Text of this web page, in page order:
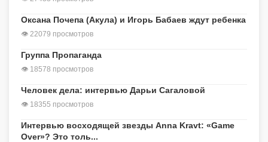
Оксана Почепа (Акула) и Игорь Бабаев ждут ребенка
👁 22079 просмотров
Группа Пропаганда
👁 18578 просмотров
Человек дела: интервью Дарьи Сагаловой
👁 18355 просмотров
Интервью восходящей звезды Anna Kravt: «Game
Over»? Это толь...